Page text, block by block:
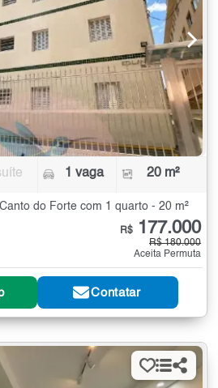
1 vaga 20 m²
do Forte com 1 quarto - 20 m²
R$ 177.000
R$ 180.000
Aceita Permuta
Contatar